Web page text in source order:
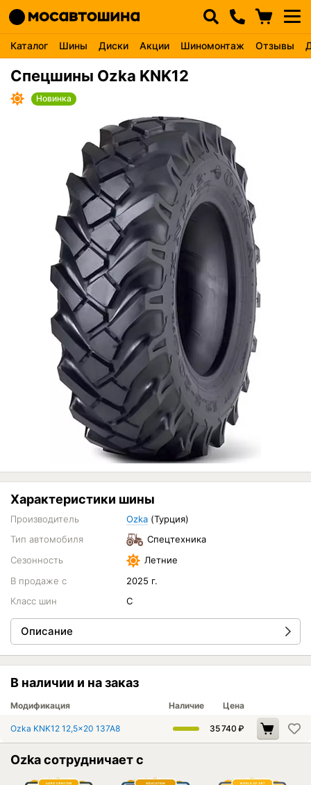
Каталог Шины Диски Акции Шиномонтаж Отзывы
Спецшины Ozka KNK12
Новинка
Характеристики шины
Производитель Ozka (Турция)
Тип автомобиля
Спецтехника
Сезонность
Летние
В продаже с
2025 г.
Класс шин
C
Описание
В наличии и на заказ
Модификация Наличие Цена
Ozka KNK12 12,5x20 137A8 35 740 ₽
Ozka сотрудничает с